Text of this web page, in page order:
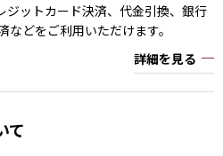
ジットカード決済、代金引換、銀行
どをご利用いただけます。
詳細を見る
て